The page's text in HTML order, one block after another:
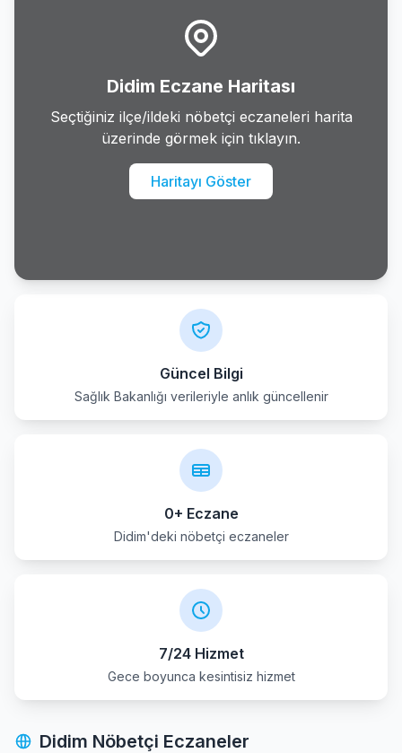
Didim Eczane Haritası
Seçtiğiniz ilçe/ildeki nöbetçi eczaneleri harita
üzerinde görmek için tıklayın.
Haritayı Göster
Güncel Bilgi
Sağlık Bakanlığı verileriyle anlık güncellenir
0+ Eczane
Didim'deki nöbetçi eczaneler
7/24 Hizmet
Gece boyunca kesintisiz hizmet
Didim Nöbetçi Eczaneler